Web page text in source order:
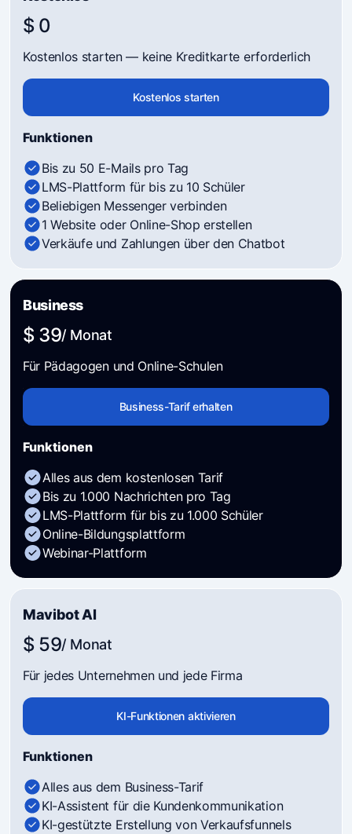
$ 0
Kostenlos starten — keine Kreditkarte erforderlich
Kostenlos starten
Funktionen
Bis zu 50 E-Mails pro Tag
LMS-Plattform für bis zu 10 Schüler
Beliebigen Messenger verbinden
1 Website oder Online-Shop erstellen
Verkäufe und Zahlungen über den Chatbot
Business
$ 39/ Monat
Für Pädagogen und Online-Schulen
Business-Tarif erhalten
Funktionen
Alles aus dem kostenlosen Tarif
Bis zu 1.000 Nachrichten pro Tag
LMS-Plattform für bis zu 1.000 Schüler
Online-Bildungsplattform
Webinar-Plattform
Mavibot AI
$ 59/ Monat
Für jedes Unternehmen und jede Firma
KI-Funktionen aktivieren
Funktionen
Alles aus dem Business-Tarif
KI-Assistent für die Kundenkommunikation
KI-gestützte Erstellung von Verkaufsfunnels